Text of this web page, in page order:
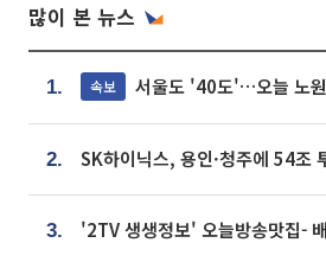
많이 본 뉴스
1. 속보 서울도 '40도'…오늘 노
2.
3.